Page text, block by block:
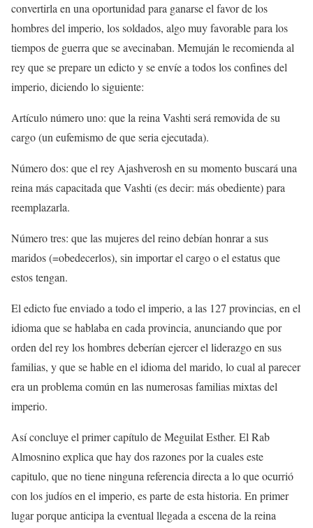
convertirla en una oportunidad para ganarse el favor de los
hombres del imperio, los soldados, algo muy favorable para los
tiempos de guerra que se avecinaban. Memuján le recomienda al
rey que se prepare un edicto y se envíe a todos los confines del
imperio, diciendo lo siguiente:
Artículo número uno: que la reina Vashti será removida de su
cargo (un eufemismo de que seria ejecutada).
Número dos: que el rey Ajashverosh en su momento buscará una
reina más capacitada que Vashti (es decir: más obediente) para
reemplazarla.
Número tres: que las mujeres del reino debían honrar a sus
maridos (=obedecerlos), sin importar el cargo o el estatus que
estos tengan.
El edicto fue enviado a todo el imperio, a las 127 provincias, en el
idioma que se hablaba en cada provincia, anunciando que por
orden del rey los hombres deberían ejercer el liderazgo en sus
familias, y que se hable en el idioma del marido, lo cual al parecer
era un problema común en las numerosas familias mixtas del
imperio.
Así concluye el primer capítulo de Meguilat Esther. El Rab
Almosnino explica que hay dos razones por la cuales este
capitulo, que no tiene ninguna referencia directa a lo que ocurrió
con los judíos en el imperio, es parte de esta historia. En primer
lugar porque anticipa la eventual llegada a escena de la reina